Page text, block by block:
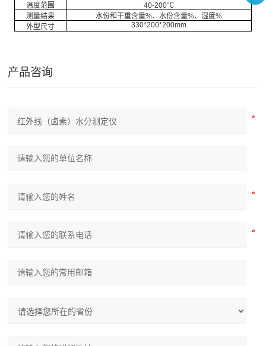
温度范围
40-200℃
测量结果
水份和干重含量%、水份含量%、湿度%
外型尺寸
330*200*200mm
产品咨询